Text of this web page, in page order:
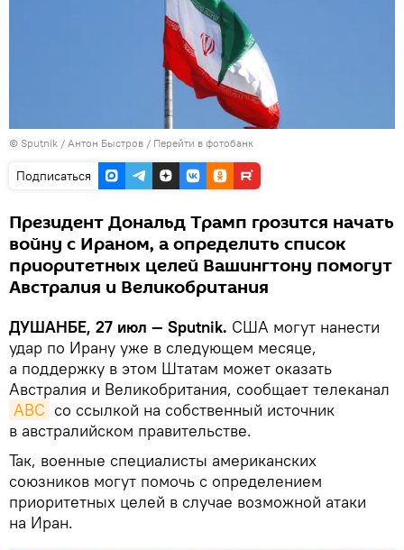
© Sputnik / Антон Быстров / Перейти в фотобанк
Подписаться
Президент Дональд Трамп грозится начать
войну с Ираном, а определить список
приоритетных целей Вашингтону помогут
Австралия и Великобритания
ДУШАНБЕ, 27 июл — Sputnik. США могут нанести
удар по Ирану уже в следующем месяце,
а поддержку в этом Штатам может оказать
Австралия и Великобритания, сообщает телеканал
ABC со ссылкой на собственный источник
в австралийском правительстве.
Так, военные специалисты американских
союзников могут помочь с определением
приоритетных целей в случае возможной атаки
на Иран.